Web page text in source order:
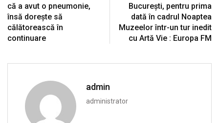
că a avut o pneumonie,
însă doreşte să
călătorească în
continuare
București, pentru prima
dată în cadrul Noaptea
Muzeelor într-un tur inedit
cu Artă Vie : Europa FM
admin
administrator